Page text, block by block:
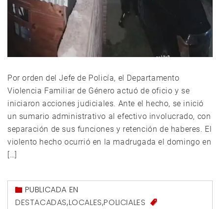
Por orden del Jefe de Policía, el Departamento
Violencia Familiar de Género actuó de oficio y se
iniciaron acciones judiciales. Ante el hecho, se inició
un sumario administrativo al efectivo involucrado, con
separación de sus funciones y retención de haberes. El
violento hecho ocurrió en la madrugada el domingo en
[…]
PUBLICADA EN
DESTACADAS,LOCALES,POLICIALES